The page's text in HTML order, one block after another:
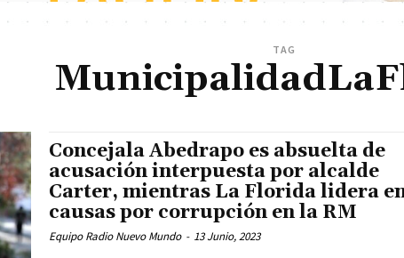
TAG
Concejala Abedrapo es absuelta de
acusación interpuesta por alcalde
Carter, mientras La Florida lidera
causas por corrupción en la RM
Equipo Radio Nuevo Mundo - 13 Junio, 2023